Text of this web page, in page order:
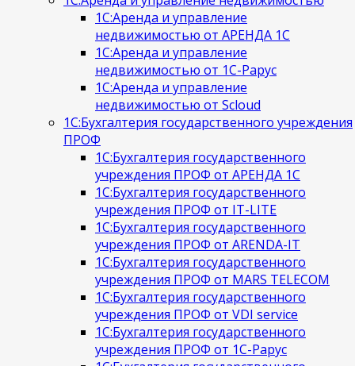
1С:Аренда и управление
недвижимостью от АРЕНДА 1С
1С:Аренда и управление
недвижимостью от 1С-Рарус
1С:Аренда и управление
недвижимостью от Scloud
1С:Бухгалтерия государственного учреждения
ПРОФ
1С:Бухгалтерия государственного
учреждения ПРОФ от АРЕНДА 1С
1С:Бухгалтерия государственного
учреждения ПРОФ от IT-LITE
1С:Бухгалтерия государственного
учреждения ПРОФ от ARENDA-IT
1С:Бухгалтерия государственного
учреждения ПРОФ от MARS TELECOM
1С:Бухгалтерия государственного
учреждения ПРОФ от VDI service
1С:Бухгалтерия государственного
учреждения ПРОФ от 1С-Рарус